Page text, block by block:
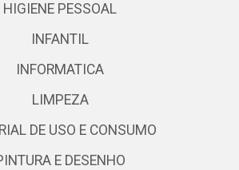
HIGIENE PESSOAL
INFANTIL
INFORMATICA
LIMPEZA
DE USO E CONSUMO
E DESENHO